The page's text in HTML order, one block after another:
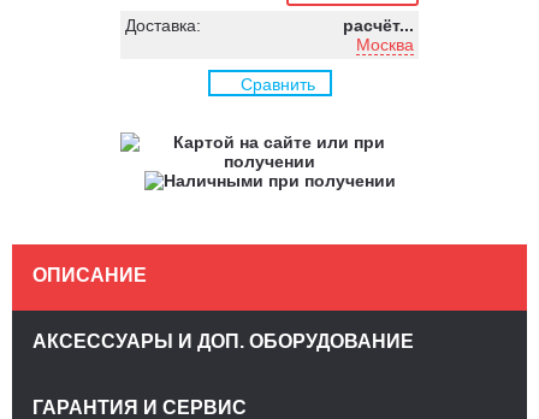
Доставка:
расчёт...
Москва
Сравнить
ОПИСАНИЕ
АКСЕССУАРЫ И ДОП. ОБОРУДОВАНИЕ
ГАРАНТИЯ И СЕРВИС